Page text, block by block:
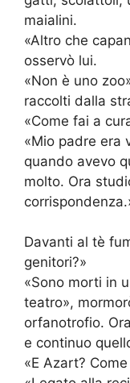
maialini.
«Altro che
osservò lui.
«Non è uno
raccolti dalla
«Come fai a
«Mio padre era
quando avevo
molto. Ora
Davanti al tè
genitori?»
«Sono morti in
teatro»,
orfanotrofio.
e continuo
«E Azart?